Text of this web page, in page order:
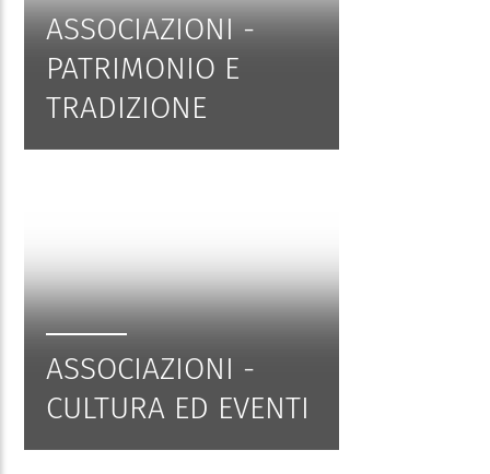
ASSOCIAZIONI -
PATRIMONIO E
TRADIZIONE
ASSOCIAZIONI -
CULTURA ED EVENTI